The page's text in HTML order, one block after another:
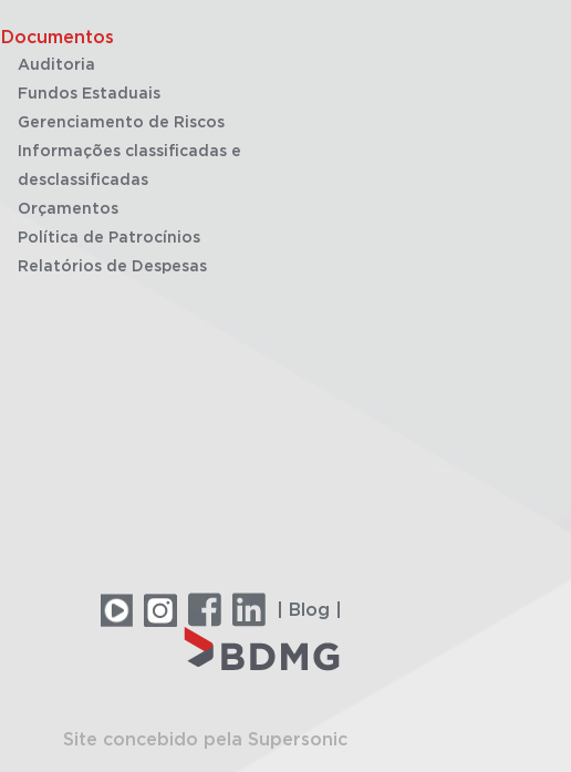
Documentos
Auditoria
Fundos Estaduais
Gerenciamento de Riscos
Informações classificadas e
desclassificadas
Orçamentos
Política de Patrocínios
Relatórios de Despesas
| Blog |
Site concebido pela Supersonic